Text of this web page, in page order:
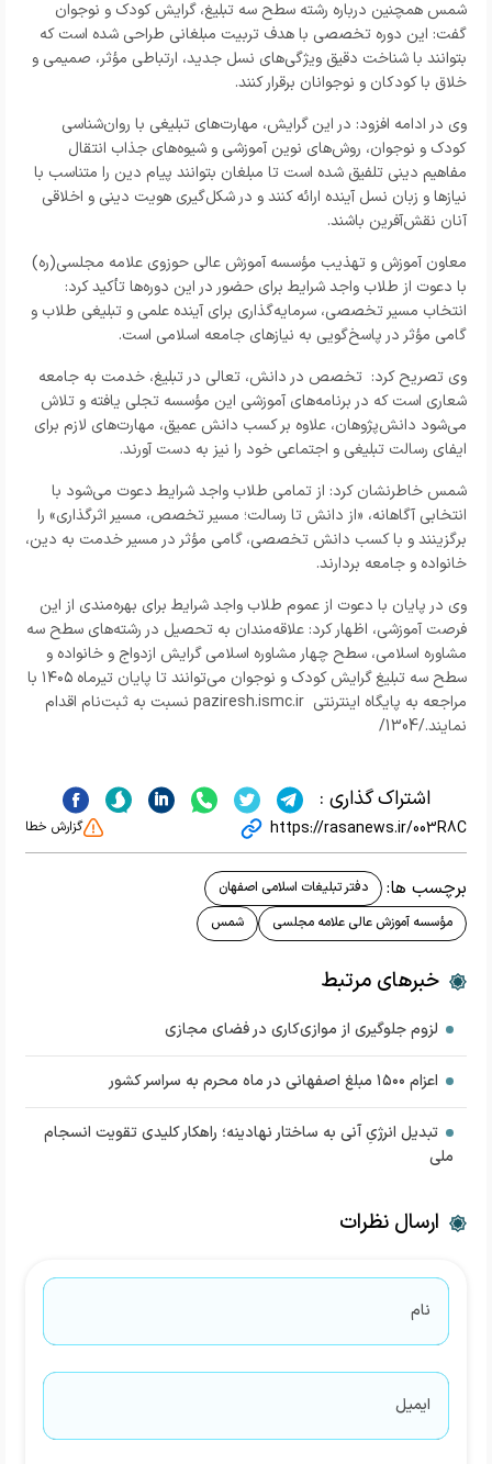
شمس همچنین درباره رشته سطح سه تبلیغ، گرایش کودک و نوجوان
گفت: این دوره تخصصی با هدف تربیت مبلغانی طراحی شده است که
بتوانند با شناخت دقیق ویژگی‌های نسل جدید، ارتباطی مؤثر، صمیمی و
خلاق با کودکان و نوجوانان برقرار کنند.
وی در ادامه افزود: در این گرایش، مهارت‌های تبلیغی با روان‌شناسی
کودک و نوجوان، روش‌های نوین آموزشی و شیوه‌های جذاب انتقال
مفاهیم دینی تلفیق شده است تا مبلغان بتوانند پیام دین را متناسب با
نیازها و زبان نسل آینده ارائه کنند و در شکل‌گیری هویت دینی و اخلاقی
آنان نقش‌آفرین باشند.
معاون آموزش و تهذیب مؤسسه آموزش عالی حوزوی علامه مجلسی(ره)
با دعوت از طلاب واجد شرایط برای حضور در این دوره‌ها تأکید کرد:
انتخاب مسیر تخصصی، سرمایه‌گذاری برای آینده علمی و تبلیغی طلاب و
گامی مؤثر در پاسخ‌گویی به نیازهای جامعه اسلامی است.
وی تصریح کرد: تخصص در دانش، تعالی در تبلیغ، خدمت به جامعه
شعاری است که در برنامه‌های آموزشی این مؤسسه تجلی یافته و تلاش
می‌شود دانش‌پژوهان، علاوه بر کسب دانش عمیق، مهارت‌های لازم برای
ایفای رسالت تبلیغی و اجتماعی خود را نیز به دست آورند.
شمس خاطرنشان کرد: از تمامی طلاب واجد شرایط دعوت می‌شود با
انتخابی آگاهانه، «از دانش تا رسالت؛ مسیر تخصص، مسیر اثرگذاری» را
برگزینند و با کسب دانش تخصصی، گامی مؤثر در مسیر خدمت به دین،
خانواده و جامعه بردارند.
وی در پایان با دعوت از عموم طلاب واجد شرایط برای بهره‌مندی از این
فرصت آموزشی، اظهار کرد: علاقه‌مندان به تحصیل در رشته‌های سطح سه
مشاوره اسلامی، سطح چهار مشاوره اسلامی گرایش ازدواج و خانواده و
سطح سه تبلیغ گرایش کودک و نوجوان می‌توانند تا پایان تیرماه ۱۴۰۵ با
مراجعه به پایگاه اینترنتی paziresh.ismc.ir نسبت به ثبت‌نام اقدام
نمایند./1304/
اشتراک گذاری :
https://rasanews.ir/003R8C گزارش خطا
برچسب ها:
دفتر تبلیغات اسلامی اصفهان
مؤسسه آموزش عالی علامه مجلسی
شمس
خبرهای مرتبط
لزوم جلوگیری از موازی‌کاری در فضای مجازی
اعزام ۱۵۰۰ مبلغ اصفهانی در ماه محرم به سراسر کشور
تبدیل انرژیِ آنی به ساختار نهادینه؛ راهکار کلیدی تقویت انسجام
ملی
ارسال نظرات